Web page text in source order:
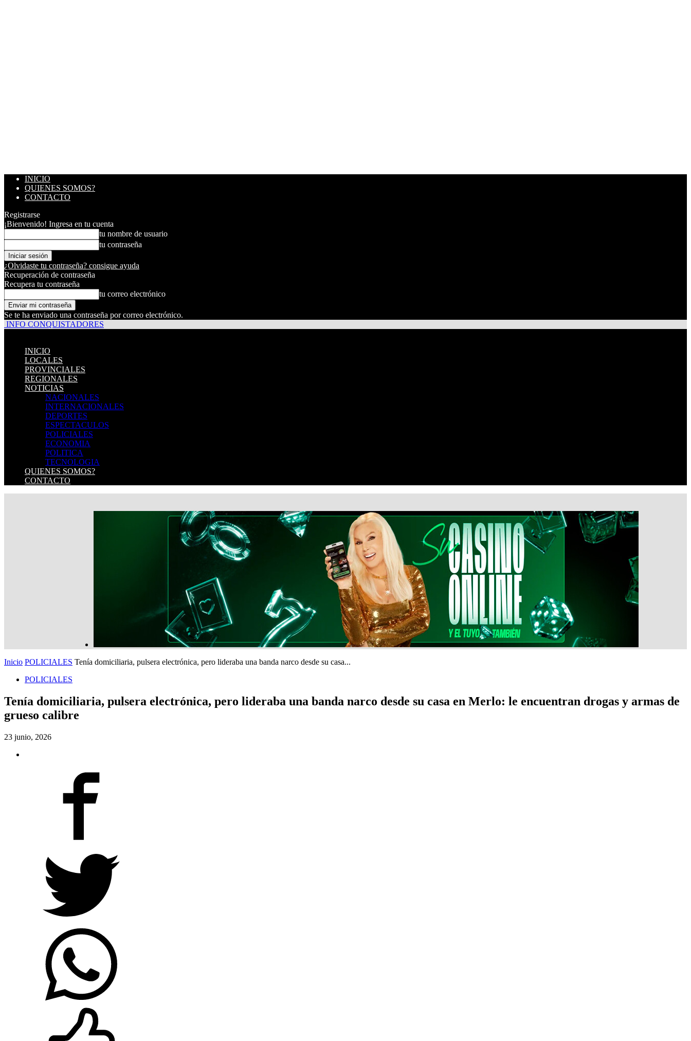
INICIO
QUIENES SOMOS?
CONTACTO
Registrarse
¡Bienvenido! Ingresa en tu cuenta
tu nombre de usuario
tu contraseña
¿Olvidaste tu contraseña? consigue ayuda
Recuperación de contraseña
Recupera tu contraseña
tu correo electrónico
Se te ha enviado una contraseña por correo electrónico.
INFO CONQUISTADORES
INICIO
LOCALES
PROVINCIALES
REGIONALES
NOTICIAS
NACIONALES
INTERNACIONALES
DEPORTES
ESPECTACULOS
POLICIALES
ECONOMIA
POLITICA
TECNOLOGIA
QUIENES SOMOS?
CONTACTO
Inicio POLICIALES Tenía domiciliaria, pulsera electrónica, pero lideraba una banda narco desde su casa...
POLICIALES
Tenía domiciliaria, pulsera electrónica, pero lideraba una banda narco desde su casa en Merlo: le encuentran drogas y armas de
grueso calibre
23 junio, 2026